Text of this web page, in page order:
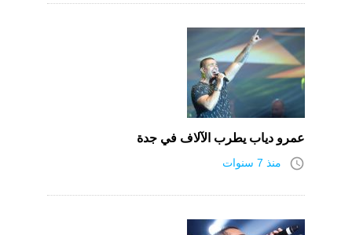
عمرو دياب يطرب الآلاف في جدة
access_time منذ 7 سنوات